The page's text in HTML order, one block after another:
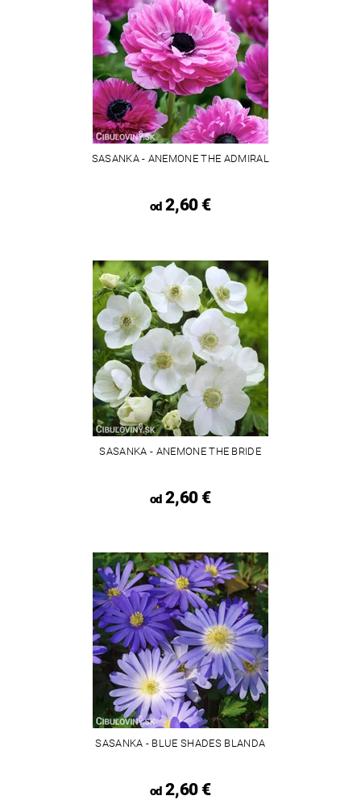
SASANKA - ANEMONE THE ADMIRAL
od2,60 €
SASANKA - ANEMONE THE BRIDE
od2,60 €
SASANKA - BLUE SHADES BLANDA
od2,60 €